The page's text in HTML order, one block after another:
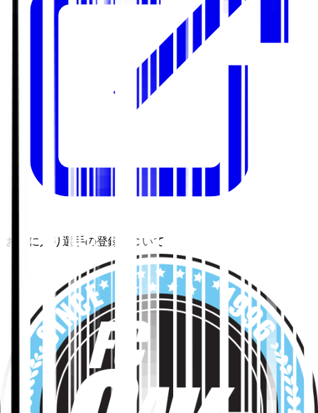
お気に入り選手の登録について